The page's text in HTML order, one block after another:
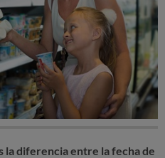
la diferencia entre la fecha de